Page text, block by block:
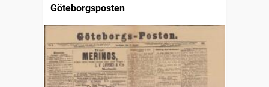
Göteborgsposten